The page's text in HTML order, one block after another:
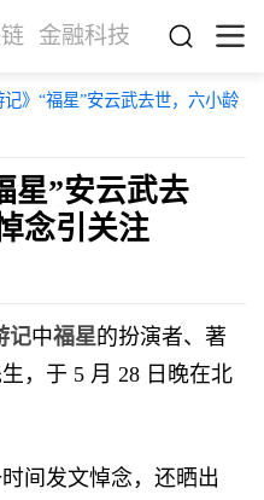
金融科技
》“福星”安云武去世，六小龄
星”安云武去
念引关注
记中福星的扮演者、著
，于 5 月 28 日晚在北
间发文悼念，还晒出